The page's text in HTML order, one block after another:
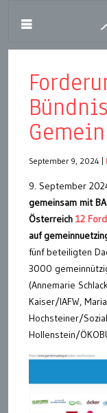
September 9, 2024
9. September
gemeinsam mit
Österreich 12
auf
fünf beteiligten
3000
(Annemarie
Kaiser/IAFW,
Hochsteiner/
Hollenstein/